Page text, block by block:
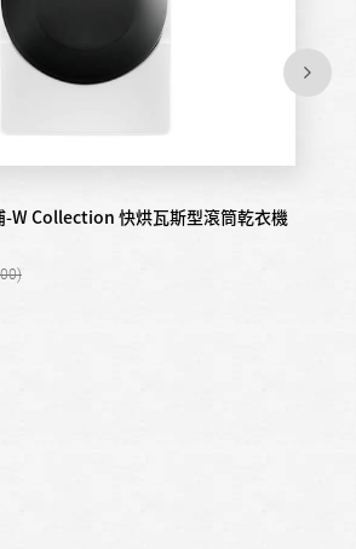
Collection 快烘瓦斯型滾筒乾衣機